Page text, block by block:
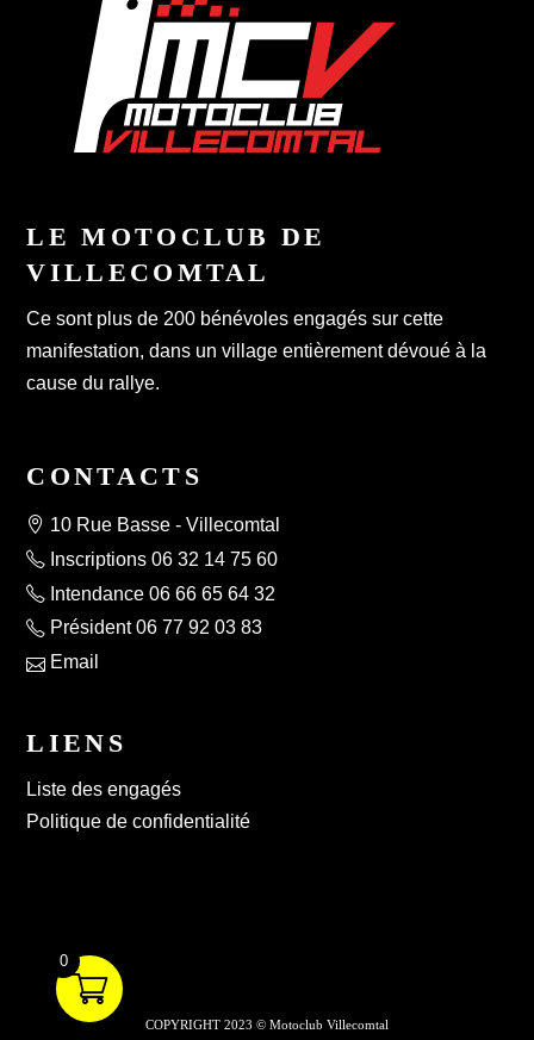
LE MOTOCLUB DE
VILLECOMTAL
Ce sont plus de 200 bénévoles engagés sur cette
manifestation, dans un village entièrement dévoué à la
cause du rallye.
CONTACTS
10 Rue Basse - Villecomtal
Inscriptions 06 32 14 75 60
Intendance 06 66 65 64 32
Président 06 77 92 03 83
Email
LIENS
Liste des engagés
Politique de confidentialité
COPYRIGHT 2023 © Motoclub Villecomtal
0